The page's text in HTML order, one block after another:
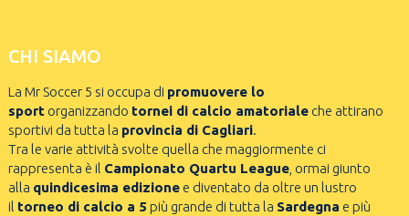
CHI SIAMO
La Mr Soccer 5 si occupa di promuovere lo
sportorganizzando tornei di calcio amatorialeche attirano
sportivi da tutta la provincia di Cagliari.
Tra le varie attività svolte quella che maggiormente ci
rappresenta è il Campionato Quartu League, ormai giunto
alla quindicesima edizionee diventato da oltre un lustro
il torneo di calcio a 5 più grande di tutta la Sardegna e più